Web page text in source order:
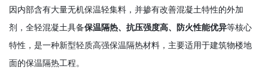
因内部含有大量无机保温轻集料，并掺有改善混凝土特性的外加
剂，全轻混凝土具备保温隔热、抗压强度高、防火性能优异等核心
特性，是一种新型轻质高强保温隔热材料，主要适用于建筑物楼地
面的保温隔热工程。